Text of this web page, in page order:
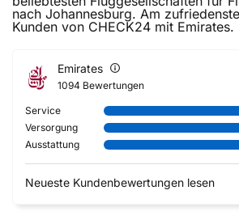
nach Johannesburg. Am
Kunden von CHECK24 mit Emirates.
Emirates
1094 Bewertungen
Service
Versorgung
Ausstattung
Neueste Kundenbewertungen lesen